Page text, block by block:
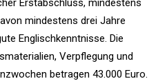
Erstabschluss, mindestens
mindestens drei Jahre
Englischkenntnisse. Die
Verpflegung und
betragen 43.000 Euro.